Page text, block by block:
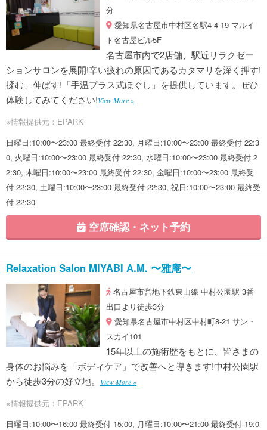
分
愛知県名古屋市中村区名駅4-4-19 マルイ
ト名古屋ビル5F
名古屋市内で2店舗、駅近リラクゼー
ションサロンを展開!辛い疲れの原因であるカタマリを深く押す!
揉む、伸ばす!「手温プラス式ほぐし」を提供しています。ぜひ
体験してみてください!View More »
※情報提供元：EPARK
日曜日:10:00〜23:00 最終受付 22:30, 月曜日:10:00〜23:00 最終受付 22:3
0, 火曜日:10:00〜23:00 最終受付 22:30, 水曜日:10:00〜23:00 最終受付 2
2:30, 木曜日:10:00〜23:00 最終受付 22:30, 金曜日:10:00〜23:00 最終受
付 22:30, 土曜日:10:00〜23:00 最終受付 22:30, 祝日:10:00〜23:00 最終受
付 22:30
空席確認・ネット予約
Relaxation Salon MIYABI A.M. 〜雅庵〜
名古屋市営地下鉄東山線 中村公園駅 3番
出口より徒歩3分
愛知県名古屋市中村区中村町8-21 サン・
スカイ101
15年以上の施術歴をもとに、皆さまの
身体のお悩みを「ボディケア」で改善へと導きます!中村公園駅
から徒歩3分の好立地。
View More »
※情報提供元：EPARK
日曜日:10:00〜16:00 最終受付 15:00, 月曜日:10:00〜21:00 最終受付 19:0